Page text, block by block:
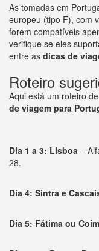
As tomadas em
europeu (tipo F), com
forem compatíveis
verifique se eles
entre as dicas de
Roteiro
Aqui está um roteiro
de viagem para
Dia 1 a 3: Lisboa –
28.
Dia 4: Sintra e
Dia 5: Fátima ou